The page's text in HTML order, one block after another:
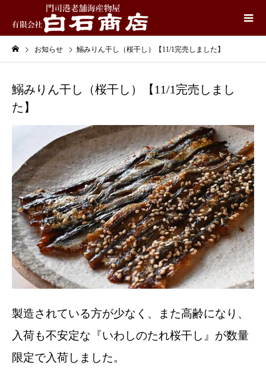
お知らせ 鰯みりん干し（桜干し）【11/1完売しました】
鰯みりん干し（桜干し）【11/1完売しまし
た】
製造されている方が少なく、また高齢になり、
入荷も不安定な『いわしのたれ桜干し』が数量
限定で入荷しました。